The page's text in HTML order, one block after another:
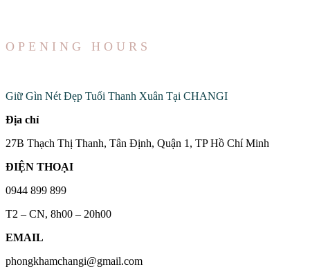
OPENING HOURS
Giữ Gìn Nét Đẹp Tuổi Thanh Xuân Tại CHANGI
Địa chỉ
27B Thạch Thị Thanh, Tân Định, Quận 1, TP Hồ Chí Minh
ĐIỆN THOẠI
0944 899 899
T2 – CN, 8h00 – 20h00
EMAIL
phongkhamchangi@gmail.com